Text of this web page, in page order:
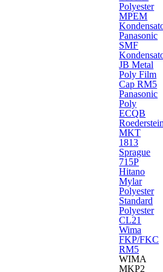
Polyester
MPEM
Panasonic
SMF
JB Metal
Poly Film
Cap RM5
Panasonic
Poly
ECQB
MKT
1813
Sprague
715P
Hitano
Mylar
Polyester
Standard
Polyester
CL21
Wima
FKP/FKC
RM5
WIMA
MKP2